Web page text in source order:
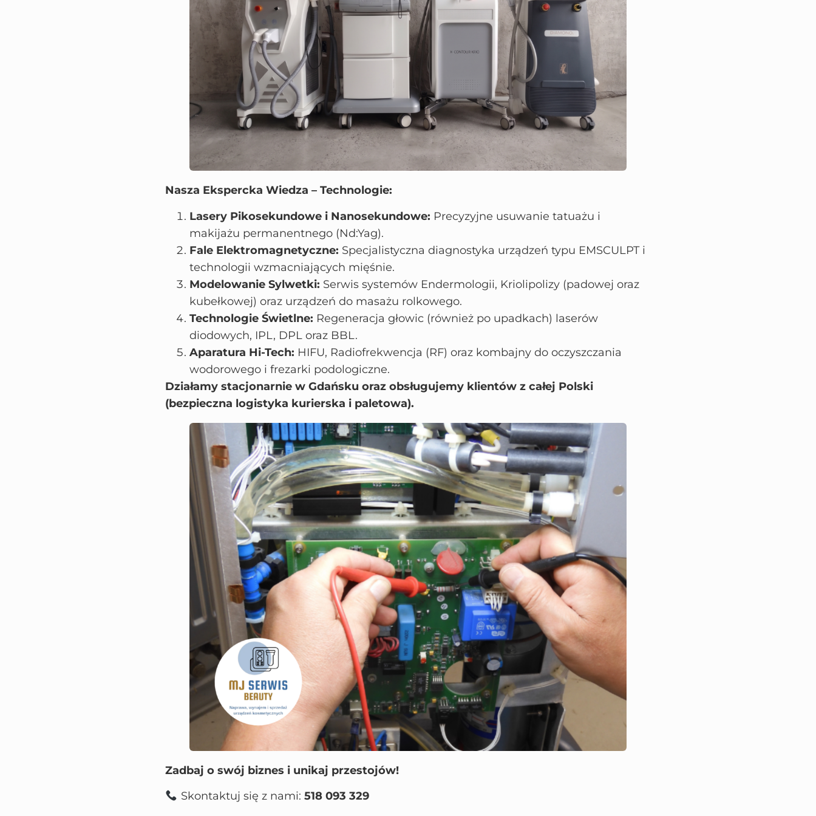
Nasza Ekspercka Wiedza – Technologie:
Lasery Pikosekundowe i Nanosekundowe: Precyzyjne usuwanie tatuażu i
makijażu permanentnego (Nd:Yag).
Fale Elektromagnetyczne: Specjalistyczna diagnostyka urządzeń typu EMSCULPT i
technologii wzmacniających mięśnie.
Modelowanie Sylwetki: Serwis systemów Endermologii, Kriolipolizy (padowej oraz
kubełkowej) oraz urządzeń do masażu rolkowego.
Technologie Świetlne: Regeneracja głowic (również po upadkach) laserów
diodowych, IPL, DPL oraz BBL.
Aparatura Hi-Tech: HIFU, Radiofrekwencja (RF) oraz kombajny do oczyszczania
wodorowego i frezarki podologiczne.
Działamy stacjonarnie w Gdańsku oraz obsługujemy klientów z całej Polski
(bezpieczna logistyka kurierska i paletowa).
Zadbaj o swój biznes i unikaj przestojów!
Skontaktuj się z nami: 518 093 329